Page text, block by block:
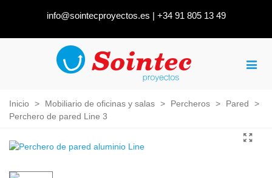
info@sointecproyectos.es | +34 91 805 13 49
Inicio > Mobiliario de oficinas y salas > Percheros > Pared
>
Perchero de pared Line 3